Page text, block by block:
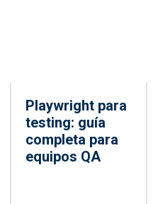
Playwright para
testing: guía
completa para
equipos QA